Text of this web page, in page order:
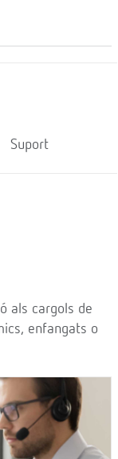
Suport
als cargols de
enfangats o